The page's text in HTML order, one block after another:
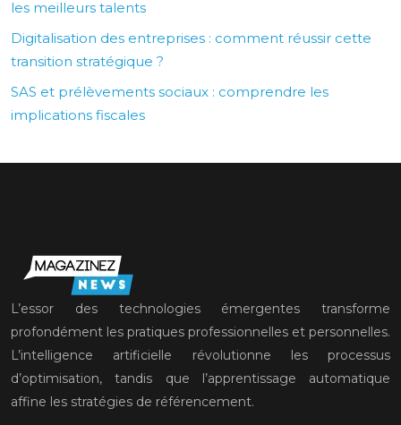
les meilleurs talents
Digitalisation des entreprises : comment réussir cette
transition stratégique ?
SAS et prélèvements sociaux : comprendre les
implications fiscales
L’essor des technologies émergentes transforme
profondément les pratiques professionnelles et personnelles.
L’intelligence artificielle révolutionne les processus
d’optimisation, tandis que l’apprentissage automatique
affine les stratégies de référencement.